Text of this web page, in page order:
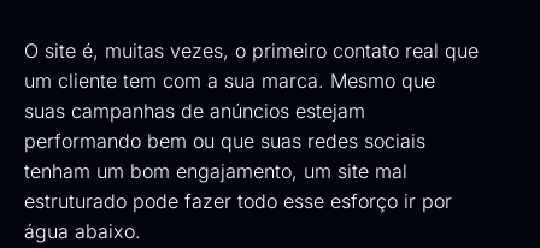
O site é, muitas vezes, o primeiro contato real que
um cliente tem com a sua marca. Mesmo que
suas campanhas de anúncios estejam
performando bem ou que suas redes sociais
tenham um bom engajamento, um site mal
estruturado pode fazer todo esse esforço ir por
água abaixo.